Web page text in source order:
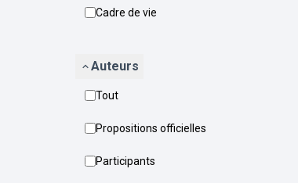
Cadre de vie
Auteurs
Tout
Propositions officielles
Participants